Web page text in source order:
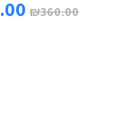
₪360.00